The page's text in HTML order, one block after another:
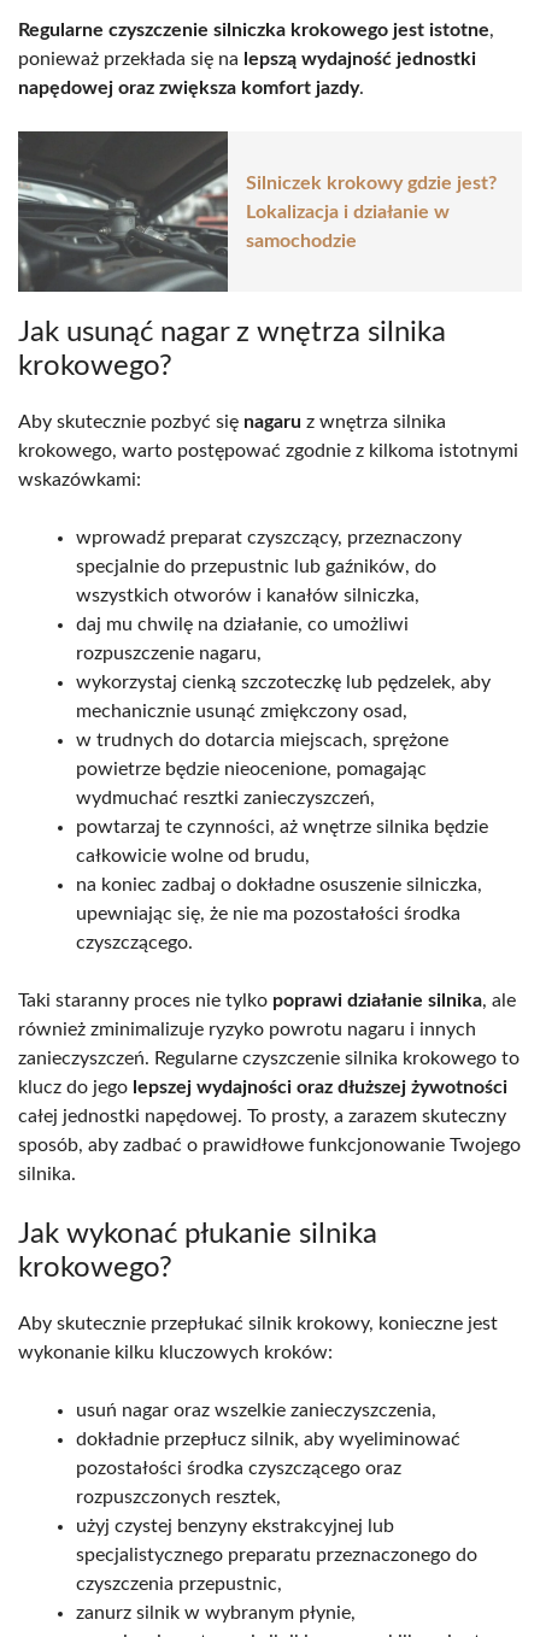
Regularne czyszczenie silniczka krokowego jest istotne,
ponieważ przekłada się na lepszą wydajność jednostki
napędowej oraz zwiększa komfort jazdy.
Silniczek krokowy gdzie jest?
Lokalizacja i działanie w
samochodzie
Jak usunąć nagar z wnętrza silnika
krokowego?
Aby skutecznie pozbyć się nagaru z wnętrza silnika
krokowego, warto postępować zgodnie z kilkoma istotnymi
wskazówkami:
wprowadź preparat czyszczący, przeznaczony
specjalnie do przepustnic lub gaźników, do
wszystkich otworów i kanałów silniczka,
daj mu chwilę na działanie, co umożliwi
rozpuszczenie nagaru,
wykorzystaj cienką szczoteczkę lub pędzelek, aby
mechanicznie usunąć zmiękczony osad,
w trudnych do dotarcia miejscach, sprężone
powietrze będzie nieocenione, pomagając
wydmuchać resztki zanieczyszczeń,
powtarzaj te czynności, aż wnętrze silnika będzie
całkowicie wolne od brudu,
na koniec zadbaj o dokładne osuszenie silniczka,
upewniając się, że nie ma pozostałości środka
czyszczącego.
Taki staranny proces nie tylko poprawi działanie silnika, ale
również zminimalizuje ryzyko powrotu nagaru i innych
zanieczyszczeń. Regularne czyszczenie silnika krokowego to
klucz do jego lepszej wydajności oraz dłuższej żywotności
całej jednostki napędowej. To prosty, a zarazem skuteczny
sposób, aby zadbać o prawidłowe funkcjonowanie Twojego
silnika.
Jak wykonać płukanie silnika
krokowego?
Aby skutecznie przepłukać silnik krokowy, konieczne jest
wykonanie kilku kluczowych kroków:
usuń nagar oraz wszelkie zanieczyszczenia,
dokładnie przepłucz silnik, aby wyeliminować
pozostałości środka czyszczącego oraz
rozpuszczonych resztek,
użyj czystej benzyny ekstrakcyjnej lub
specjalistycznego preparatu przeznaczonego do
czyszczenia przepustnic,
zanurz silnik w wybranym płynie,